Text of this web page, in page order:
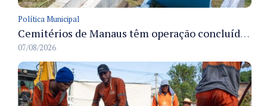
Política Municipal
Cemitérios de Manaus têm operação concluída e estrutura pronta para receber famílias no Dia dos Pais
07/08/2026